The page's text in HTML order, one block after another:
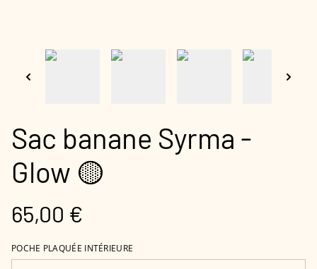
Sac banane Syrma -
Glow 🟡
65,00 €
POCHE PLAQUÉE INTÉRIEURE